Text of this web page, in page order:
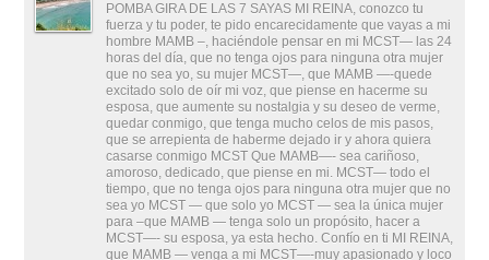
POMBA GIRA DE LAS 7 SAYAS MI REINA, conozco tu
fuerza y tu poder, te pido encarecidamente que vayas a mi
hombre MAMB –, haciéndole pensar en mi MCST— las 24
horas del día, que no tenga ojos para ninguna otra mujer
que no sea yo, su mujer MCST—, que MAMB —-quede
excitado solo de oír mi voz, que piense en hacerme su
esposa, que aumente su nostalgia y su deseo de verme,
quedar conmigo, que tenga mucho celos de mis pasos,
que se arrepienta de haberme dejado ir y ahora quiera
casarse conmigo MCST Que MAMB—- sea cariñoso,
amoroso, dedicado, que piense en mi. MCST— todo el
tiempo, que no tenga ojos para ninguna otra mujer que no
sea yo MCST — que solo yo MCST — sea la única mujer
para –que MAMB — tenga solo un propósito, hacer a
MCST—- su esposa, ya esta hecho. Confío en ti MI REINA,
que MAMB — venga a mi MCST—-muy apasionado y loco